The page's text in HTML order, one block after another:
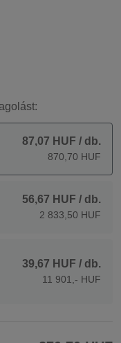
87,07 HUF / db.
870,70 HUF
56,67 HUF / db.
2 833,50 HUF
39,67 HUF / db.
11 901,- HUF